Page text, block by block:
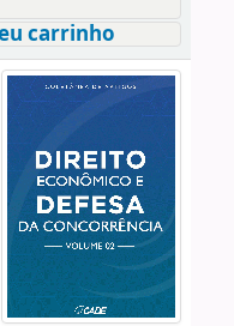
carrinho